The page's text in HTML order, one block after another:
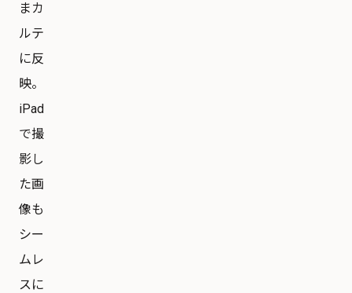
まカ
ルテ
に反
映。
iPad
で撮
影し
た画
像も
シー
ムレ
スに